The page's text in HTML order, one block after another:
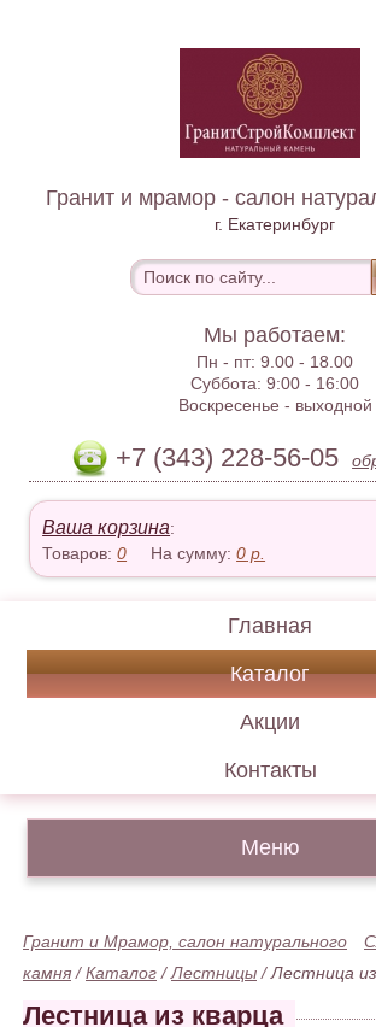
Гранит и мрамор - салон
г. Екатеринбург
Мы работаем:
Пн - пт:9.00 - 18.00
Суббота:9:00 - 16:00
Воскресенье - выходной
+7 (343) 228-56-05
Ваша корзина:
Товаров:0 На сумму:0 р.
Главная
Каталог
Акции
Контакты
Меню
Гранит и Мрамор, салон натурального
камня /Каталог /Лестницы /Лестница
Лестница из кварца